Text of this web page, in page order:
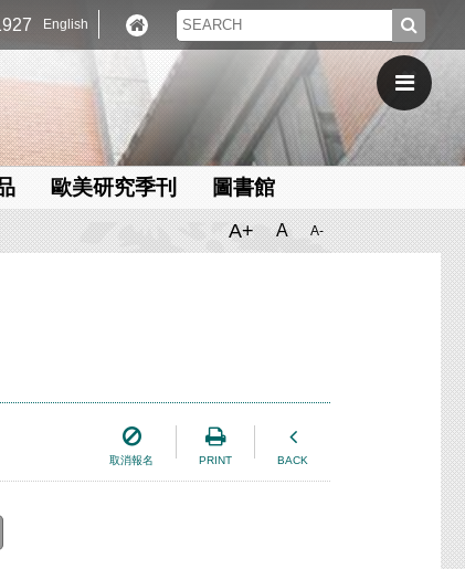
English
歐美研究季刊 圖書館
A+ A A-
取消報名 PRINT BACK